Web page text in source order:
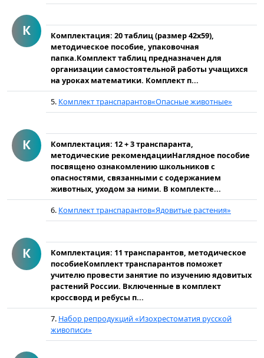
К
Комплектация: 20 таблиц (размер 42х59),
методическое пособие, упаковочная
папка.Комплект таблиц предназначен для
организации самостоятельной работы учащихся
на уроках математики. Комплект п...
К
5. Комплект транспарантов«Опасные животные»
Комплектация: 12 + 3 транспаранта,
методические рекомендацииНаглядное пособие
посвящено ознакомлению школьников с
опасностями, связанными с содержанием
животных, уходом за ними. В комплекте...
К
6. Комплект транспарантов«Ядовитые растения»
Комплектация: 11 транспарантов, методическое
пособиеКомплект транспарантов поможет
учителю провести занятие по изучению ядовитых
растений России. Включенные в комплект
кроссворд и ребусы п...
7. Набор репродукций «Изохрестоматия русской
живописи»